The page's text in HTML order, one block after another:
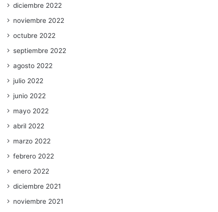
diciembre 2022
noviembre 2022
octubre 2022
septiembre 2022
agosto 2022
julio 2022
junio 2022
mayo 2022
abril 2022
marzo 2022
febrero 2022
enero 2022
diciembre 2021
noviembre 2021